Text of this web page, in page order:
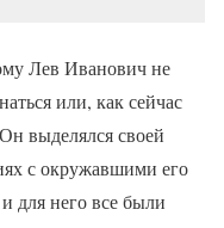
Лев Иванович не
или, как сейчас
выделялся своей
с окружавшими его
для него все были